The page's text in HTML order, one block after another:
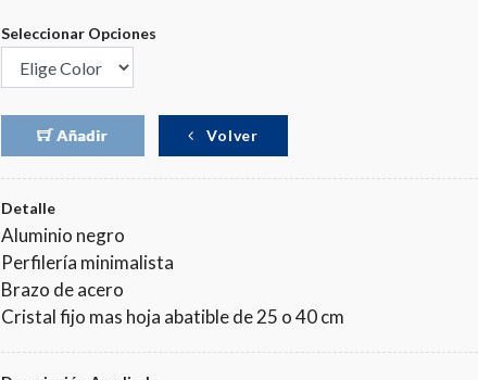
Seleccionar Opciones
Volver
Detalle
Aluminio negro
Perfilería minimalista
Brazo de acero
Cristal fijo mas hoja abatible de 25 o 40 cm